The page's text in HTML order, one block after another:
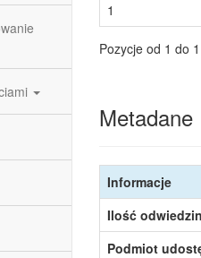
1
Pozycje od 1 do
Metadane
Informacje
Ilość
Podmiot